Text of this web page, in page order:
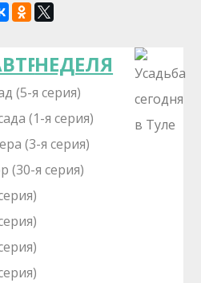
НЕДЕЛЯ
(5-я серия)
(1-я серия)
(3-я серия)
(30-я серия)